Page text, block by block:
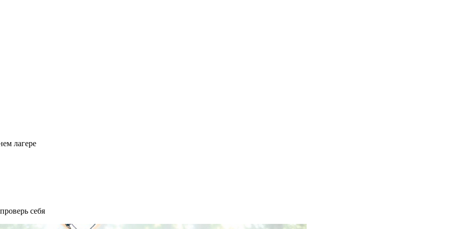
лагере
себя